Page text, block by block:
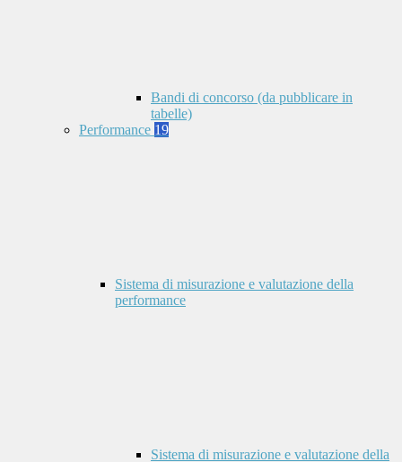
Bandi di concorso (da pubblicare in
tabelle)
Performance 19
Sistema di misurazione e valutazione della
performance
Sistema di misurazione e valutazione della